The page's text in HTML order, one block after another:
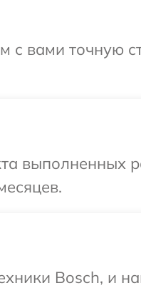
с вами точную
выполненных
Bosch, и